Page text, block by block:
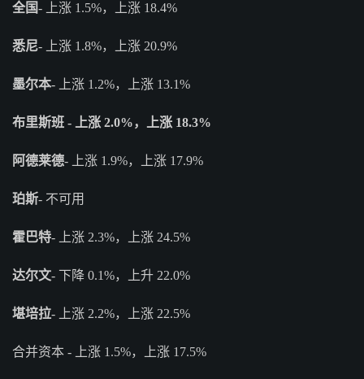
全国- 上涨 1.5%，上涨 18.4%
悉尼- 上涨 1.8%，上涨 20.9%
墨尔本- 上涨 1.2%，上涨 13.1%
布里斯班 - 上涨 2.0%，上涨 18.3%
阿德莱德- 上涨 1.9%，上涨 17.9%
珀斯- 不可用
霍巴特- 上涨 2.3%，上涨 24.5%
达尔文- 下降 0.1%，上升 22.0%
堪培拉- 上涨 2.2%，上涨 22.5%
合并资本 - 上涨 1.5%，上涨 17.5%